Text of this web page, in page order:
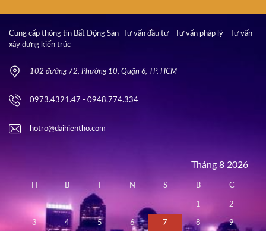
Cung cấp thông tin Bất Động Sản -Tư vấn đầu tư - Tư vấn pháp lý - Tư vấn
xây dựng kiến trúc
102 đường 72, Phường 10, Quận 6, TP. HCM
0973.4321.47 - 0948.774.334
hotro@daihientho.com
Tháng 8 2026
H B N S B C
1 2
3 4 5 6 7 8 9